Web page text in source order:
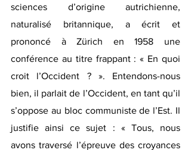
sciences d’origine autrichienne,
naturalisé britannique, a écrit et
prononcé à Zürich en 1958 une
conférence au titre frappant : « En quoi
croit l’Occident ? ». Entendons-nous
bien, il parlait de l’Occident, en tant qu’il
s’oppose au bloc communiste de l’Est. Il
justifie ainsi ce sujet : « Tous, nous
avons traversé l’épreuve des croyances